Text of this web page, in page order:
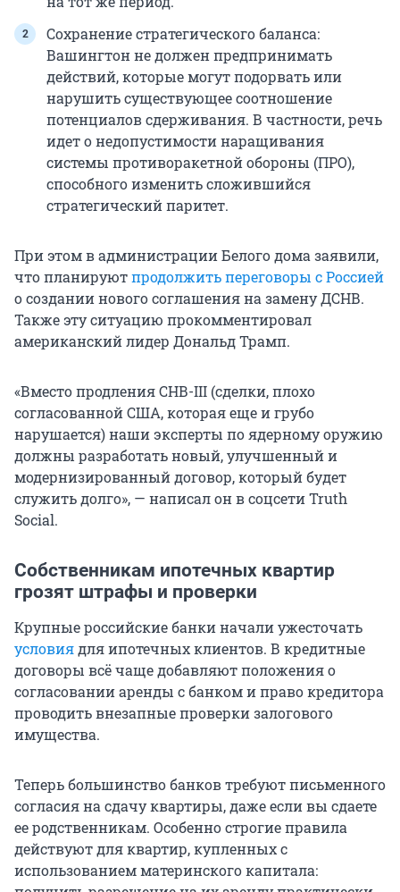
Сохранение стратегического баланса:
Вашингтон не должен предпринимать
действий, которые могут подорвать или
нарушить существующее соотношение
потенциалов сдерживания. В частности, речь
идет о недопустимости наращивания
системы противоракетной обороны (ПРО),
способного изменить сложившийся
стратегический паритет.
При этом в администрации Белого дома заявили,
что планируютпродолжить переговоры с Россией
о создании нового соглашения на замену ДСНВ.
Также эту ситуацию прокомментировал
американский лидер Дональд Трамп.
«Вместо продления СНВ-III (сделки, плохо
согласованной США, которая еще и грубо
нарушается) наши эксперты по ядерному оружию
должны разработать новый, улучшенный и
модернизированный договор, который будет
служить долго», — написал он в соцсети Truth
Social.
Собственникам ипотечных квартир
грозят штрафы и проверки
Крупные российские банки начали ужесточать
условиядля ипотечных клиентов. В кредитные
договоры всё чаще добавляют положения о
согласовании аренды с банком и право кредитора
проводить внезапные проверки залогового
имущества.
Теперь большинство банков требуют письменного
согласия на сдачу квартиры, даже если вы сдаете
ее родственникам. Особенно строгие правила
действуют для квартир, купленных с
использованием материнского капитала: